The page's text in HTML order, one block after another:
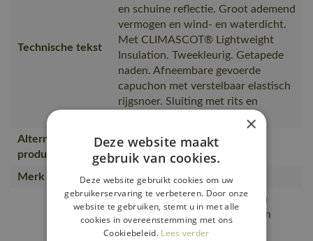
Technische tekst
en schuine reflectie. Groot ademend
vermogen en wind- en waterdicht.
Met CLIMASCOT® Lightweight
Insulation. Tweekleurig. Getapede
naden. Afneembare gevoerde
capuchon met verstelbaar elastisch
rijgsnoer. Sluiting met rits en
Alternatieve
producten
19011-449
Merk
MASCOT®
Zeer goede bescherming tegen
extreme weersomstandigheden
door de dubbele windvanger.,
×
Deze website maakt
gebruik van cookies.
Deze website gebruikt cookies om uw
gebruikerservaring te verbeteren. Door onze
website te gebruiken, stemt u in met alle
cookies in overeenstemming met ons
Cookiebeleid. Lees verder